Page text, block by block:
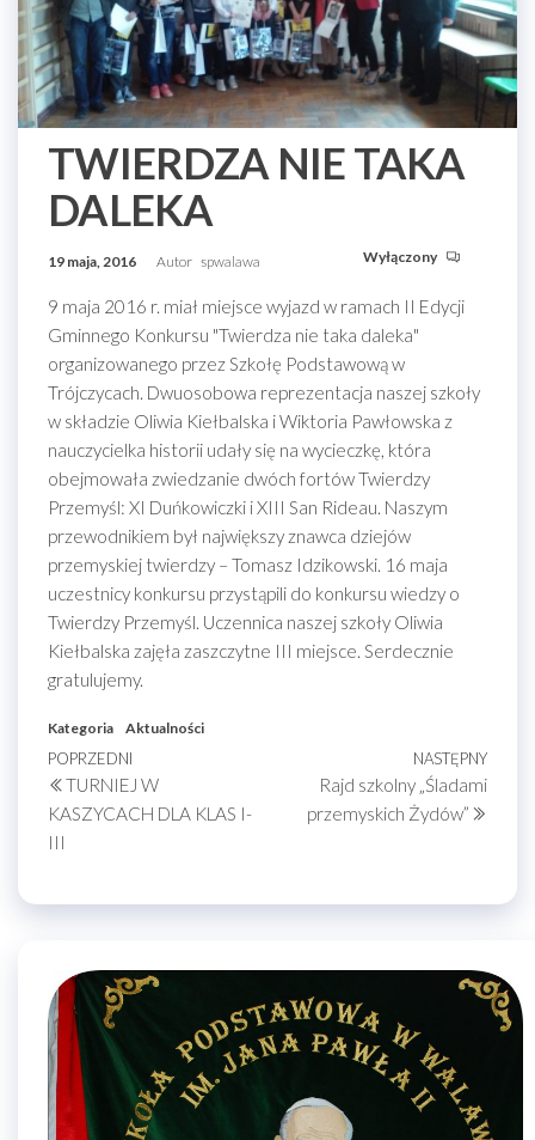
TWIERDZA NIE TAKA
DALEKA
19 maja, 2016 Autor spwalawa Wyłączony
9 maja 2016 r. miał miejsce wyjazd w ramach II Edycji
Gminnego Konkursu "Twierdza nie taka daleka"
organizowanego przez Szkołę Podstawową w
Trójczycach. Dwuosobowa reprezentacja naszej szkoły
w składzie Oliwia Kiełbalska i Wiktoria Pawłowska z
nauczycielka historii udały się na wycieczkę, która
obejmowała zwiedzanie dwóch fortów Twierdzy
Przemyśl: XI Duńkowiczki i XIII San Rideau. Naszym
przewodnikiem był największy znawca dziejów
przemyskiej twierdzy – Tomasz Idzikowski. 16 maja
uczestnicy konkursu przystąpili do konkursu wiedzy o
Twierdzy Przemyśl. Uczennica naszej szkoły Oliwia
Kiełbalska zajęła zaszczytne III miejsce. Serdecznie
gratulujemy.
Kategoria Aktualności
Nawigacja
wpisu
Poprzedni
wpis
POPRZEDNI
TURNIEJ W
KASZYCACH DLA KLAS I-
III
NASTĘPNY
Rajd szkolny „Śladami
przemyskich Żydów”